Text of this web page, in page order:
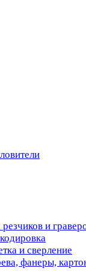
и
и сверление
фанеры,